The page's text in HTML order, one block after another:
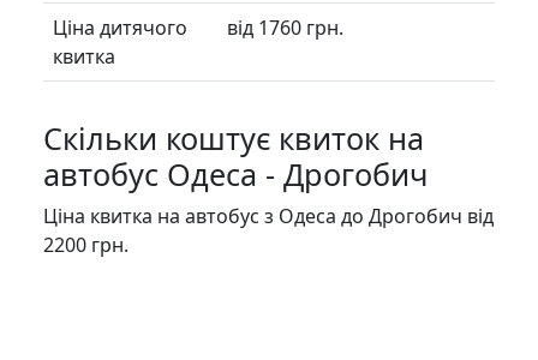
Ціна дитячого
квитка
від 1760 грн.
Скільки коштує квиток на
автобус Одеса - Дрогобич
Ціна квитка на автобус з Одеса до Дрогобич від
2200 грн.